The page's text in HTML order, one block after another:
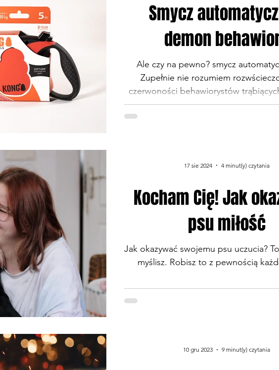
dekompresja i dlaczego jest istotniejsza niż trening,
a tak samo ważna jak sen czy dobra
Smycz
demon
Ale czy na pewno? smycz
Zupełnie nie rozumiem
czerwoności behawiorystów
to zła jest smycz automatyczna dla
spacer i jak wiele ma wad. Jednak
TO SIĘ PO PROSTU SPRAWDZA! No
kupiła.....kilku ;),
Kocham Cię! Jak
psu miłość
Jak okazywać swojemu psu uczucia?
myślisz. Robisz to z pewnością
17 sie 2024 4 minut(y) czytania
10 gru 2023 9 minut(y) czytania